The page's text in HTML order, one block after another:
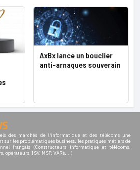
AxBx lance un bouclier
anti-arnaques souverain
des marchés de l'informatique et des télécoms une
sur les problématiques business, les pratiques métiers de
français (Constructeurs informatique et télécoms,
opérateurs, ISV, MSP, VARs,...)